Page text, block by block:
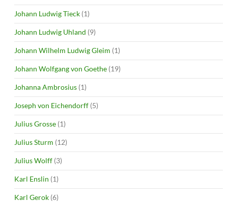
Johann Ludwig Tieck (1)
Johann Ludwig Uhland (9)
Johann Wilhelm Ludwig Gleim (1)
Johann Wolfgang von Goethe (19)
Johanna Ambrosius (1)
Joseph von Eichendorff (5)
Julius Grosse (1)
Julius Sturm (12)
Julius Wolff (3)
Karl Enslin (1)
Karl Gerok (6)